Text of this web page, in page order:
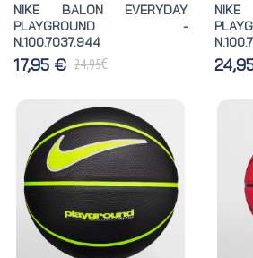
NIKE BALON EVERYDAY
PLAYGROUND -
N.100.7037.944
17,95 € 24,95€
NIKE